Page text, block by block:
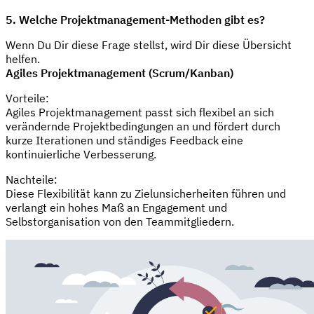
5. Welche Projektmanagement-Methoden gibt es?
Wenn Du Dir diese Frage stellst, wird Dir diese Übersicht
helfen.
Agiles Projektmanagement (Scrum/Kanban)
Vorteile:
Agiles Projektmanagement passt sich flexibel an sich
verändernde Projektbedingungen an und fördert durch
kurze Iterationen und ständiges Feedback eine
kontinuierliche Verbesserung.
Nachteile:
Diese Flexibilität kann zu Zielunsicherheiten führen und
verlangt ein hohes Maß an Engagement und
Selbstorganisation von den Teammitgliedern.